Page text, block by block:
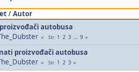
/Autor
autobusa
Str 1 2 3 ... 9
proizvođači autobusa
Str 1 2 3